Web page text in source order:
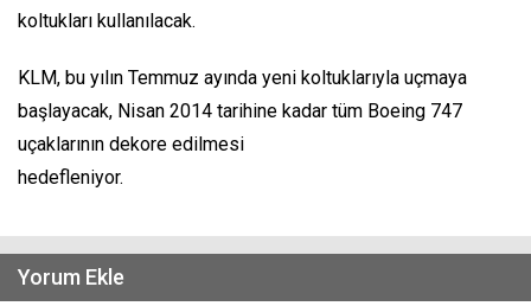
koltukları kullanılacak.
KLM, bu yılın Temmuz ayında yeni koltuklarıyla uçmaya
başlayacak, Nisan 2014 tarihine kadar tüm Boeing 747
uçaklarının dekore edilmesi
hedefleniyor.
Yorum Ekle